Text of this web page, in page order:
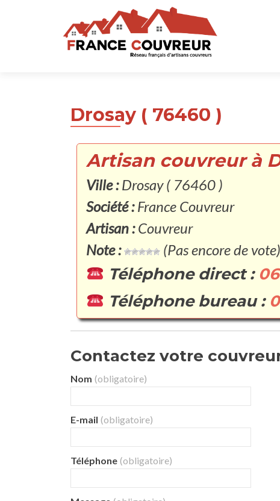
Drosay ( 76460 )
Artisan couvreur à
Ville :Drosay ( 76460 )
Société :France Couvreur
Artisan :Couvreur
Note :
(Pas encore de vote)
Téléphone direct :
Téléphone bureau :
Contactez votre
Nom (obligatoire)
E-mail (obligatoire)
Téléphone (obligatoire)